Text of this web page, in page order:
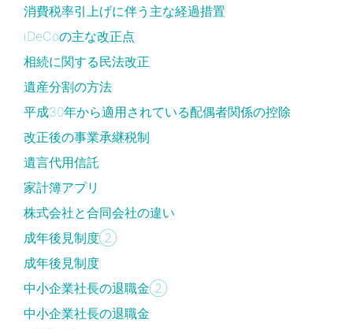
消費税率引上げに伴う主な経過措置
iDeCoの主な改正点
相続に関する民法改正
遺産分割の方法
平成30年から適用されている配偶者関係の控除
改正後の事業承継税制
遺言代用信託
家計簿アプリ
株式会社と合同会社の違い
成年後見制度②
成年後見制度
中小企業社長の退職金②
中小企業社長の退職金